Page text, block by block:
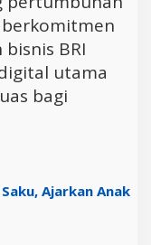
BRI
utama
bagi
Ajarkan Anak